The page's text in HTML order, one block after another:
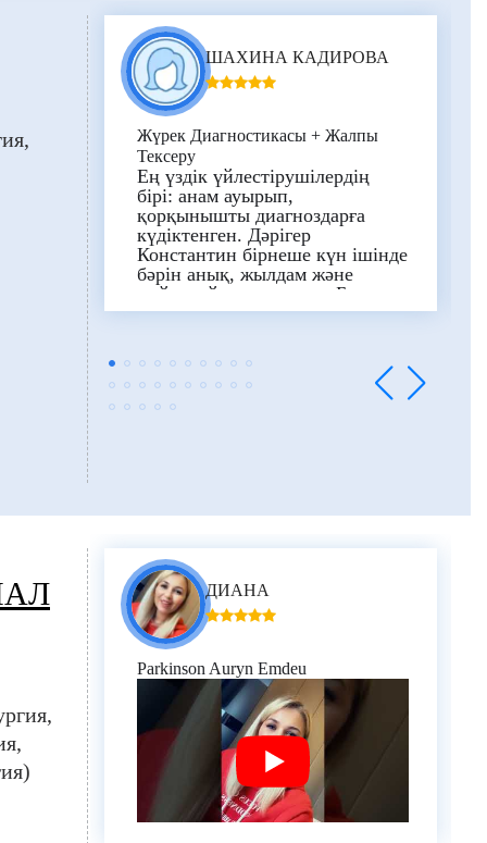
ШАХИНА КАДИРОВА
Жүрек Диагностикасы + Жалпы
Тексеру
Ең үздік үйлестірушілердің
бірі: анам ауырып,
қорқынышты диагноздарға
күдіктенген. Дәрігер
Константин бірнеше күн ішінде
бәрін анық, жылдам және
жайлы ұйымдастырды. Барлығы
ең ұсақ-түйегіне дейін
дәрілерді қонақүйге жеткізуге
дейін, себебі бізге өзіміз
дәріханаға баруға уақыт
Trustpilot-тағы Experts Medical
профилінде жарияланған пікір.
ДИАНА
Parkinson Auryn Emdeu